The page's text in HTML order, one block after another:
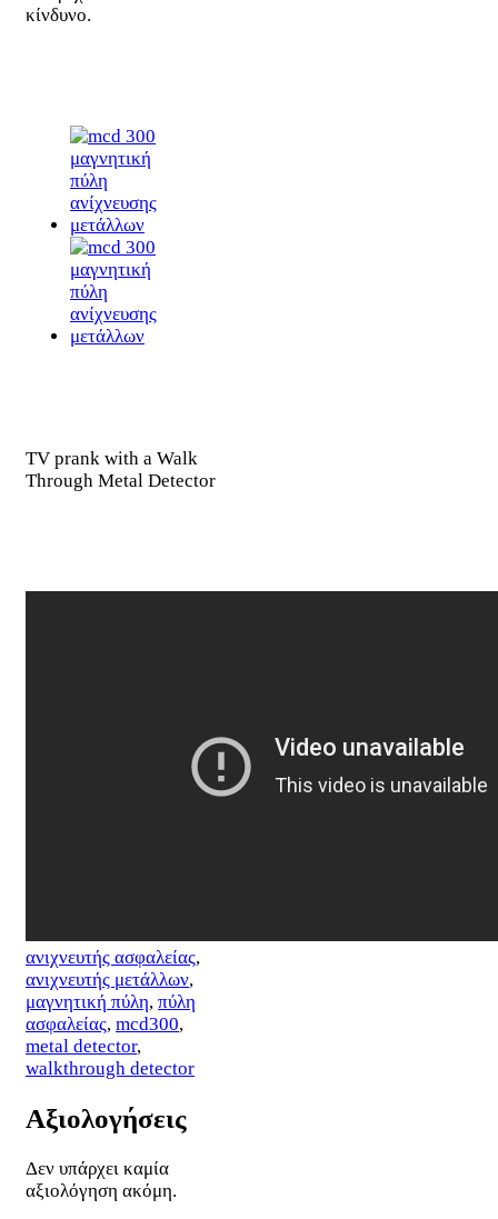
κίνδυνο.
TV prank with a Walk
Through Metal Detector
ανιχνευτής ασφαλείας,
ανιχνευτής μετάλλων,
μαγνητική πύλη, πύλη
ασφαλείας, mcd300,
metal detector,
walkthrough detector
Αξιολογήσεις
Δεν υπάρχει καμία
αξιολόγηση ακόμη.